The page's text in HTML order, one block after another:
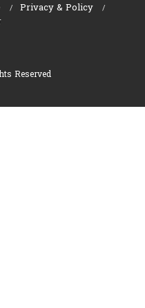
Privacy & Policy
Reserved